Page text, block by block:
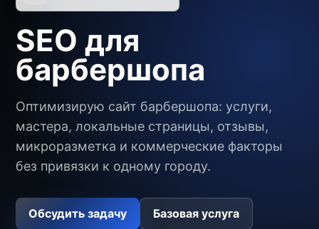
SEO для
барбершопа
Оптимизирую сайт барбершопа: услуги,
мастера, локальные страницы, отзывы,
микроразметка и коммерческие факторы
без привязки к одному городу.
Обсудить задачу Базовая услуга